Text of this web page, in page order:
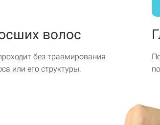
волос
без травмирования
или его структуры.